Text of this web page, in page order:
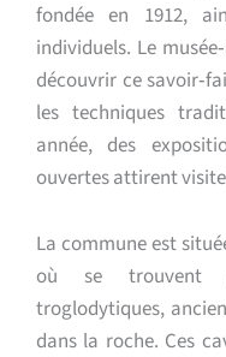
fondée en 1912,
individuels. Le
découvrir ce
les techniques
année, des
ouvertes attirent
La commune est
où se trouvent
troglodytiques,
dans la roche. Ces